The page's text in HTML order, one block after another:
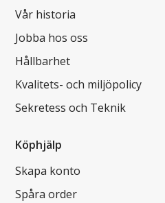
Vår historia
Jobba hos oss
Hållbarhet
Kvalitets- och miljöpolicy
Sekretess och Teknik
Köphjälp
Skapa konto
Spåra order